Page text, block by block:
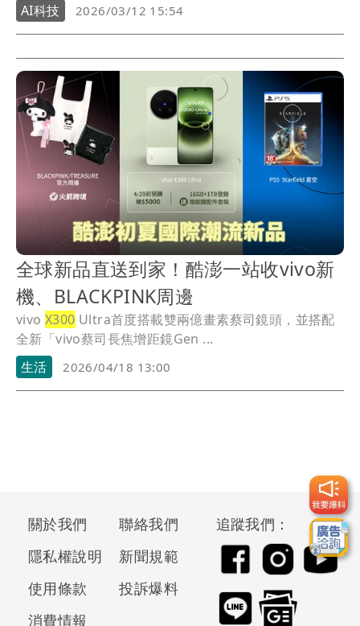
AI科技
2026/03/12 15:54
全球新品直送到家！酷澎一站收vivo新
機、BLACKPINK周邊
vivo X300 Ultra首度搭載雙兩億畫素蔡司鏡頭，並搭配
全新「vivo蔡司長焦增距鏡Gen ...
生活
2026/04/18 13:00
關於我們
聯絡我們
隱私權說明
新聞規範
使用條款
投訴爆料
消費情報
追蹤我們：